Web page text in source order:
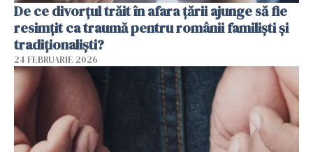
De ce divorțul trăit în afara țării ajunge să fie
resimțit ca traumă pentru românii familiști și
tradiționaliști?
24 FEBRUARIE 2026